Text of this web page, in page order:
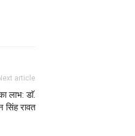
article
लाभ: डाॅ.
सिंह रावत